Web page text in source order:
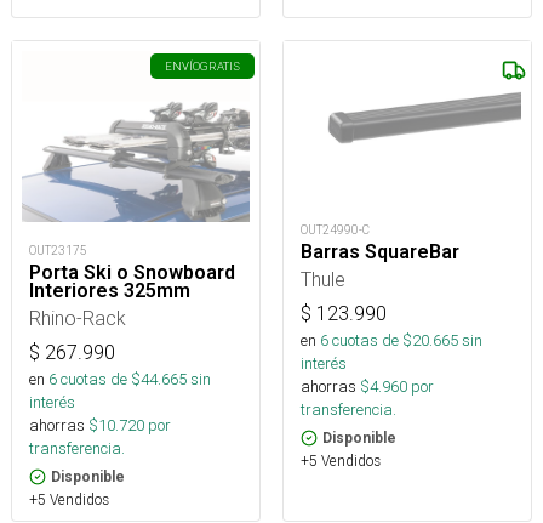
ENVÍOGRATIS
OUT23175
Porta Ski o Snowboard
Interiores 325mm
Rhino-Rack
$ 267.990
en 6cuotas de $44.665sin
interés
ahorras $10.720 por
transferencia.
Disponible
+5 Vendidos
OUT24990-C
Barras SquareBar
Thule
$ 123.990
en 6cuotas de $20.665sin
interés
ahorras $4.960 por
transferencia.
Disponible
+5 Vendidos